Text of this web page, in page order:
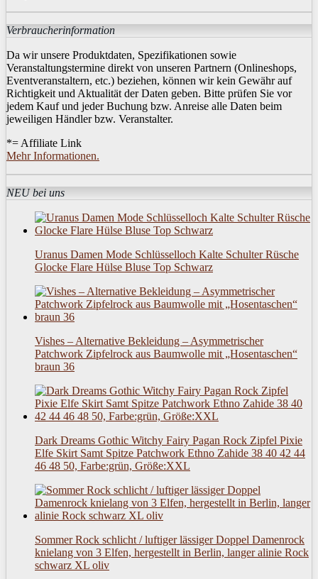
Verbraucherinformation
Da wir unsere Produktdaten, Spezifikationen sowie
Veranstaltungstermine direkt von unseren Partnern (Onlineshops,
Eventveranstaltern, etc.) beziehen, können wir kein Gewähr auf
Richtigkeit und Aktualität der Daten geben. Bitte prüfen Sie vor
jedem Kauf und jeder Buchung bzw. Anreise alle Daten beim
jeweiligen Händler bzw. Veranstalter.
*= Affiliate Link
Mehr Informationen.
NEU bei uns
Uranus Damen Mode Schlüsselloch Kalte Schulter Rüsche
Glocke Flare Hülse Bluse Top Schwarz
Vishes – Alternative Bekleidung – Asymmetrischer
Patchwork Zipfelrock aus Baumwolle mit „Hosentaschen“
braun 36
Dark Dreams Gothic Witchy Fairy Pagan Rock Zipfel Pixie
Elfe Skirt Samt Spitze Patchwork Ethno Zahide 38 40 42 44
46 48 50, Farbe:grün, Größe:XXL
Sommer Rock schlicht / luftiger lässiger Doppel Damenrock
knielang von 3 Elfen, hergestellt in Berlin, langer alinie Rock
schwarz XL oliv